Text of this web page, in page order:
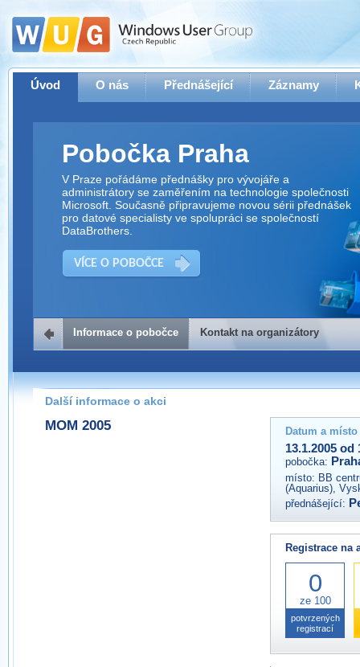
Úvod O nás Přednášející Záznamy
Pobočka Praha
V Praze pořádáme přednášky pro vývojáře a
administrátory se zaměřením na technologie společnosti
Microsoft. Současně připravujeme novou sérii přednášek
pro datové specialisty ve spolupráci se společností
DataBrothers.
VÍCE O POBOČCE
Kontakt na organizátory
Pokud máte jakýkoliv dotaz na organizátory této akce,
prosím neváhejte nás kontaktovat na e-mailu:
praha@wug.cz
Informace o pobočce Kontakt na organizátory
Další informace o akci
MOM 2005 Datum a
13.1.2005 od
pobočka:
místo: BB
(Aquarius),
přednášející:
Registrace na
0
ze 100
potvrzených
registrací